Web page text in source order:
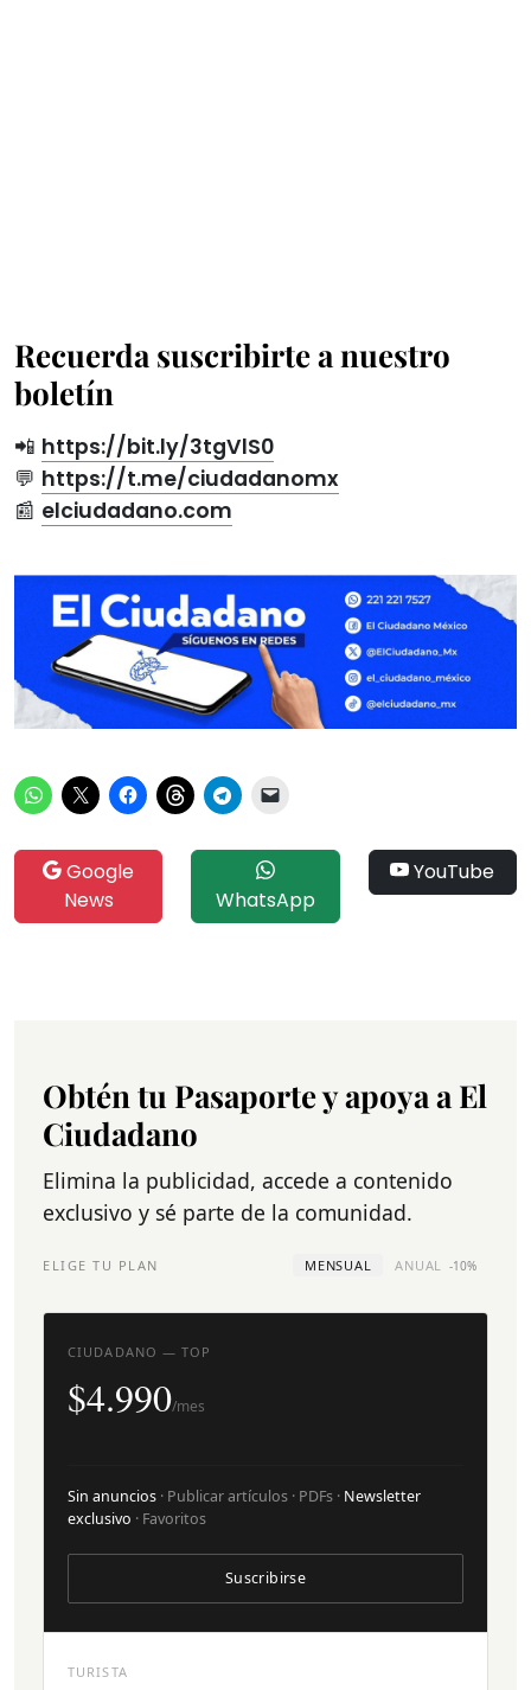
Recuerda suscribirte a nuestro
boletín
📲 https://bit.ly/3tgVlS0
💬 https://t.me/ciudadanomx
📰 elciudadano.com
Google
News
WhatsApp
YouTube
Obtén tu Pasaporte y apoya a El
Ciudadano
Elimina la publicidad, accede a contenido
exclusivo y sé parte de la comunidad.
ELIGE TU PLAN MENSUAL ANUAL -10%
TURISTA
CIUDADANO — TOP
$4.990/mes
Sin anuncios · Publicar artículos · PDFs · Newsletter
exclusivo · Favoritos
Suscribirse